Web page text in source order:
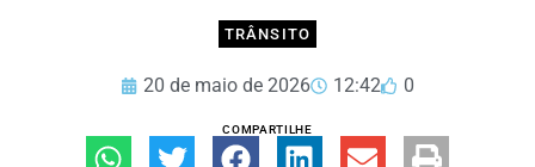
TRÂNSITO
20 de maio de 2026 12:42 0
COMPARTILHE